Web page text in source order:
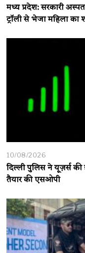
मध्य प्रदेश: सरकारी
ट्रॉली से भेजा महिला का
10/08/2026
दिल्ली पुलिस ने यूज़र्स
तैयार की एसओपी